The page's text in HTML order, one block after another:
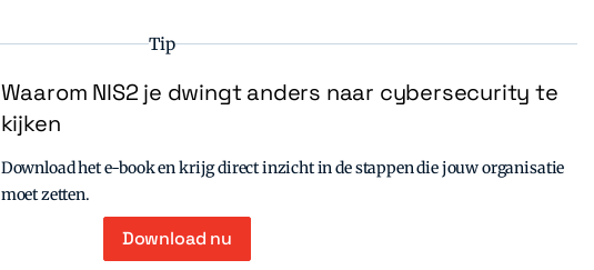
Tip
Waarom NIS2 je dwingt anders naar cybersecurity te
kijken
Download het e-book en krijg direct inzicht in de stappen die jouw organisatie
moet zetten.
Download nu